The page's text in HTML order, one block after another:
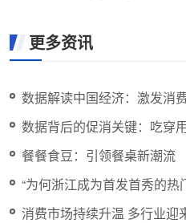
更多资讯
数据解读中国经济：激发消
数据背后的促消关键：吃穿
餐餐食豆：引领餐桌新潮流
“为何浙江成为首发首秀的
新实力推动消费增长。”
消费市场持续升温 多行业迎